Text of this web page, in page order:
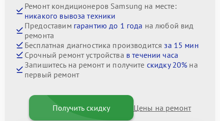
Ремонт кондиционеров Samsung на месте:
никакого вывоза техники
Предоставим гарантию до 1 года на любой вид
ремонта
Бесплатная диагностика производитсяза 15 мин
Срочный ремонт устройства в течении часа
Запишитесь на ремонт и получите скидку 20% на
первый ремонт
Получить скидку Цены на ремонт